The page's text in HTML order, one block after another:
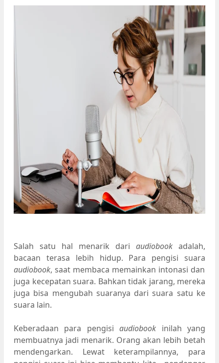
Salah satu hal menarik dari audiobook adalah,
bacaan terasa lebih hidup. Para pengisi suara
audiobook, saat membaca memainkan intonasi dan
juga kecepatan suara. Bahkan tidak jarang, mereka
juga bisa mengubah suaranya dari suara satu ke
suara lain.
Keberadaan para pengisiaudiobook inilah yang
membuatnya jadi menarik. Orang akan lebih betah
mendengarkan. Lewat keterampilannya, para